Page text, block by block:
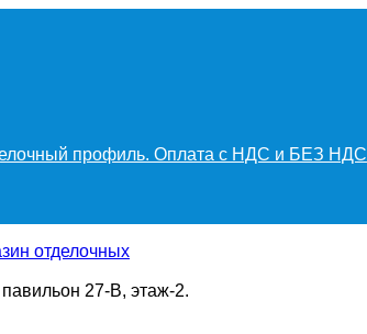
профиль. Оплата с НДС и БЕЗ НДС
27-В, этаж-2.